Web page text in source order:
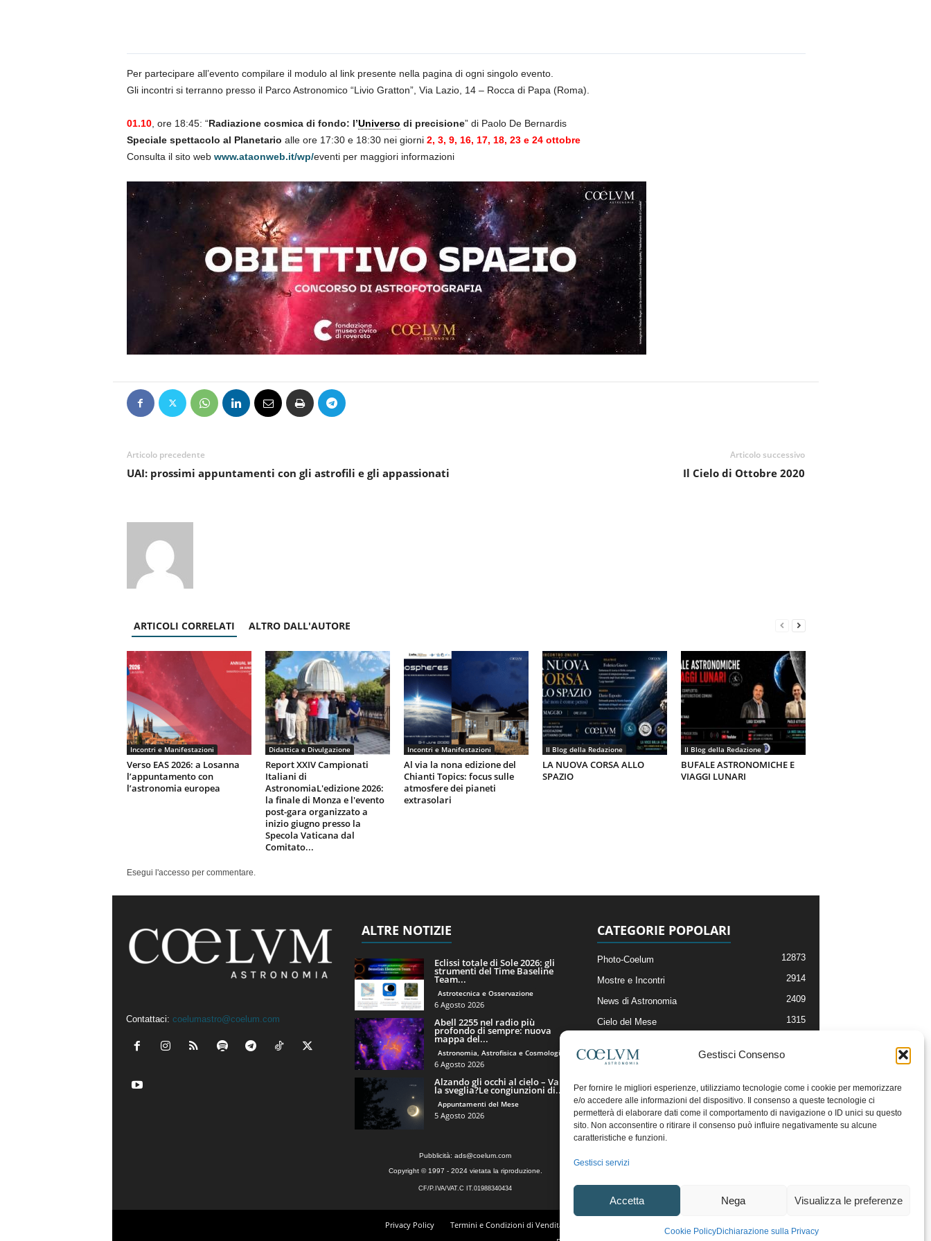
Gestisci Consenso
Per fornire le migliori esperienze, utilizziamo tecnologie come i cookie per memorizzare
e/o accedere alle informazioni del dispositivo. Il consenso a queste tecnologie ci
permetterà di elaborare dati come il comportamento di navigazione o ID unici su questo
sito. Non acconsentire o ritirare il consenso può influire negativamente su alcune
caratteristiche e funzioni.
Gestisci servizi
Accetta Nega Visualizza le preferenze
Cookie PolicyDichiarazione sulla Privacy
a
Per partecipare all’evento compilare il modulo al link presente nella pagina di ogni singolo evento.
Gli incontri si terranno presso il Parco Astronomico “Livio Gratton”, Via Lazio, 14 – Rocca di Papa (Roma).
01.10, ore 18:45: “Radiazione cosmica di fondo: l’Universo di precisione” di Paolo De Bernardis
Speciale spettacolo al Planetario alle ore 17:30 e 18:30 nei giorni 2, 3, 9, 16, 17, 18, 23 e 24 ottobre
Consulta il sito web www.ataonweb.it/wp/eventi per maggiori informazioni
Articolo precedente
UAI: prossimi appuntamenti con gli astrofili e gli appassionati
Articolo successivo
Il Cielo di Ottobre 2020
ARTICOLI CORRELATI ALTRO DALL'AUTORE
Incontri e Manifestazioni
Verso EAS 2026: a Losanna
l’appuntamento con
l’astronomia europea
Didattica e Divulgazione
Report XXIV Campionati
Italiani di
AstronomiaL'edizione 2026:
la finale di Monza e l'evento
post-gara organizzato a
inizio giugno presso la
Specola Vaticana dal
Comitato...
Incontri e Manifestazioni
Al via la nona edizione del
Chianti Topics: focus sulle
atmosfere dei pianeti
extrasolari
Il Blog della Redazione
LA NUOVA CORSA ALLO
SPAZIO
Il Blog della Redazione
BUFALE ASTRONOMICHE E
VIAGGI LUNARI
Esegui l'accesso per commentare.
Contattaci: coelumastro@coelum.com
ALTRE NOTIZIE
Eclissi totale di Sole 2026: gli
strumenti del Time Baseline
Team...
Astrotecnica e Osservazione
6 Agosto 2026
Abell 2255 nel radio più
profondo di sempre: nuova
mappa del...
Astronomia, Astrofisica e Cosmologia
6 Agosto 2026
Alzando gli occhi al cielo – Vale
la sveglia?Le congiunzioni di...
Appuntamenti del Mese
5 Agosto 2026
CATEGORIE POPOLARI
Photo-Coelum 12873
Mostre e Incontri 2914
News di Astronomia 2409
Cielo del Mese 1315
Articoli e Risorse On-Line
Il Blog della Redazione
Pubblicità: ads@coelum.com
Copyright © 1997 - 2024 vietata la riproduzione.
CF/P.IVA/VAT.C IT.01988340434
Privacy Policy Termini e Condizioni di Vendita